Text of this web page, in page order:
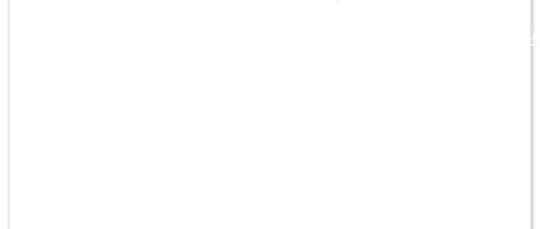
Kvalifikace přizpůsobené